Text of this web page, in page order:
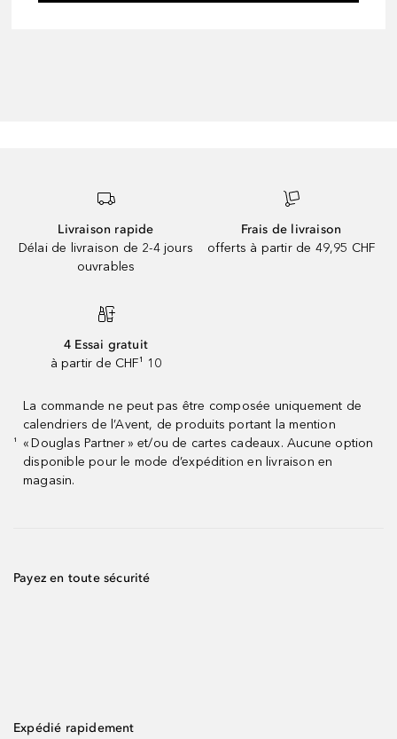
Livraison rapide
Délai de livraison de 2-4 jours
ouvrables
Frais de livraison
offerts à partir de 49,95 CHF
4 Essai gratuit
à partir de CHF¹ 10
¹
La commande ne peut pas être composée uniquement de
calendriers de l’Avent, de produits portant la mention
« Douglas Partner » et/ou de cartes cadeaux. Aucune option
disponible pour le mode d’expédition en livraison en
magasin.
Payez en toute sécurité
Expédié rapidement